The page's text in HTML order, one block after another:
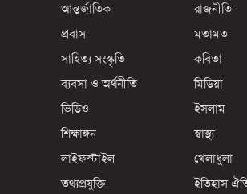
আন্তর্জাতিক
রাজনীতি
প্রবাস
মতামত
সাহিত্য সংস্কৃতি
কবিতা
ব্যবসা ও অর্থনীতি
মিডিয়া
ভিডিও
ইসলাম
শিক্ষাঙ্গন
স্বাস্থ্য
লাইফস্টাইল
খেলাধুলা
তথ্যপ্রযুক্তি
ইতিহাস